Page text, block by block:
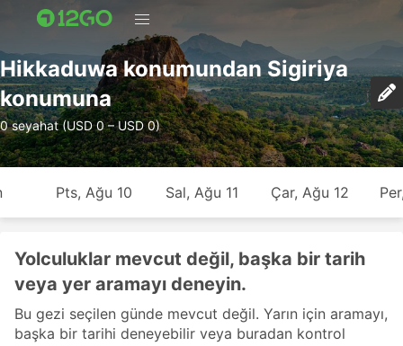
Hikkaduwa konumundan Sigiriya
konumuna
0 seyahat (USD 0 – USD 0)
Pts, Ağu 10 Sal, Ağu 11 Çar, Ağu 12
Yolculuklar mevcut değil, başka bir tarih
veya yer aramayı deneyin.
Bu gezi seçilen günde mevcut değil. Yarın için aramayı,
başka bir tarihi deneyebilir veya buradan kontrol